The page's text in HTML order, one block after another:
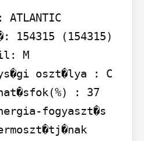
154315 (154315)
M
oszt�lya : C
: 37
fogyaszt�s